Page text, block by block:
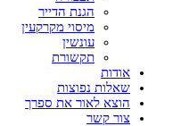
הגנת הדייר
מיסוי מקרקעין
עונשין
תקשורת
אודות
שאלות נפוצות
הוצא לאור את ספרך
צור קשר